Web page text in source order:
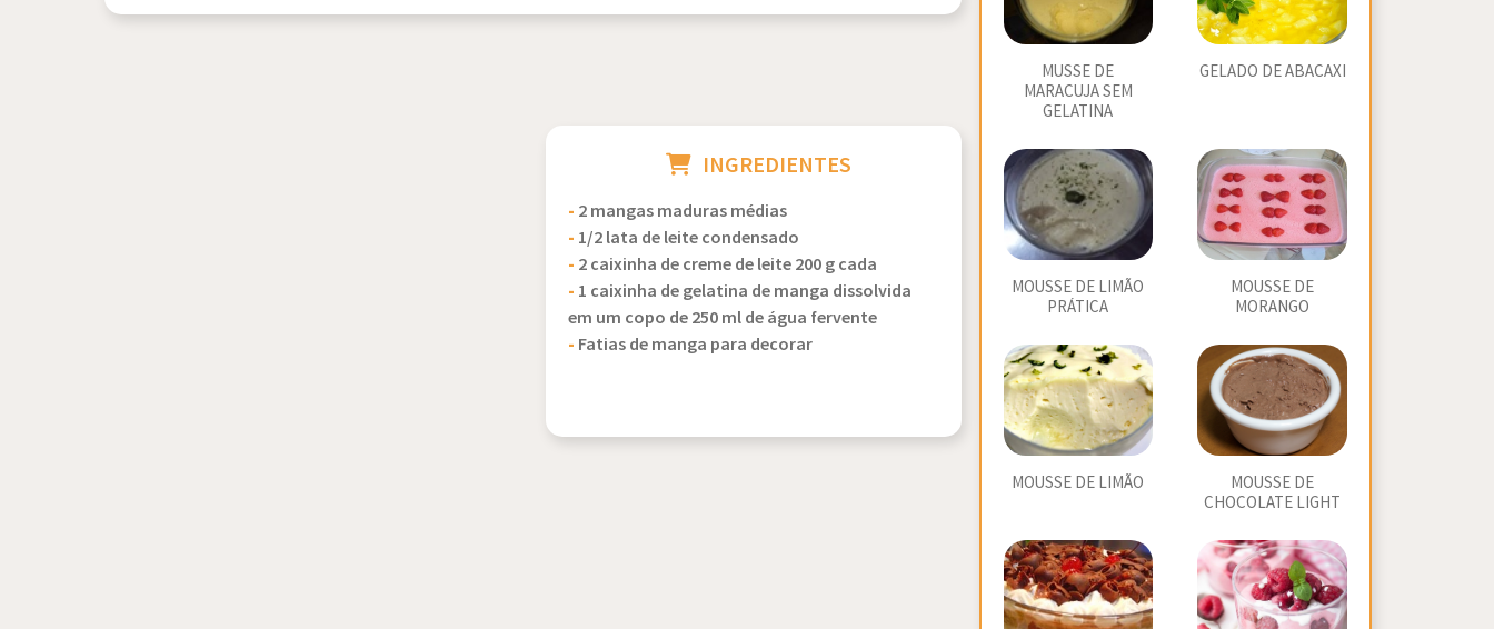
INGREDIENTES
- 2 mangas maduras médias
- 1/2 lata de leite condensado
- 2 caixinha de creme de leite 200 g cada
- 1 caixinha de gelatina de manga dissolvida
em um copo de 250 ml de água fervente
- Fatias de manga para decorar
MUSSE DE
MARACUJA SEM
GELATINA
GELADO DE ABACAXI
MOUSSE DE LIMÃO
PRÁTICA
MOUSSE DE
MORANGO
MOUSSE DE LIMÃO
MOUSSE DE
CHOCOLATE LIGHT